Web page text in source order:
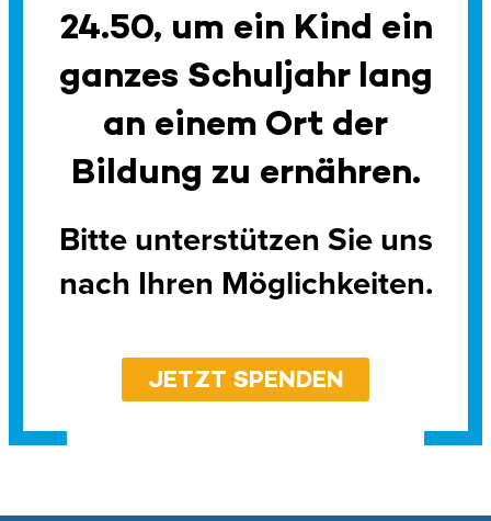
24.50, um ein Kind ein
ganzes Schuljahr lang
an einem Ort der
Bildung zu ernähren.
Bitte unterstützen Sie uns
nach Ihren Möglichkeiten.
JETZT SPENDEN